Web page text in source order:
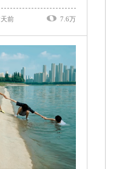
前 7.6万